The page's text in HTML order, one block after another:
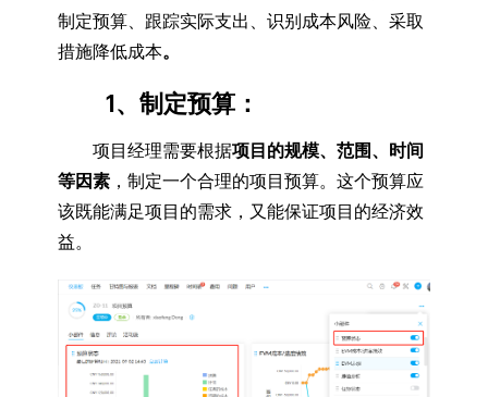
制定预算、跟踪实际支出、识别成本风险、采取
措施降低成本。
1、 制定预算：
项目经理需要根据项目的规模、范围、时间
等因素，制定一个合理的项目预算。这个预算应
该既能满足项目的需求，又能保证项目的经济效
益。